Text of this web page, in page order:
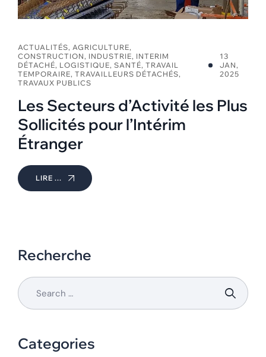
ACTUALITÉS, AGRICULTURE,
CONSTRUCTION, INDUSTRIE, INTERIM
DÉTACHÉ, LOGISTIQUE, SANTÉ, TRAVAIL
TEMPORAIRE, TRAVAILLEURS DÉTACHÉS,
TRAVAUX PUBLICS
13
JAN,
2025
Les Secteurs d’Activité les Plus
Sollicités pour l’Intérim
Étranger
LIRE ...
Recherche
Categories